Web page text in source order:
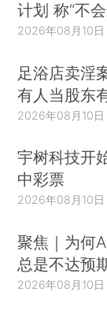
计划 称“不
2026年08月10日
足浴店卖淫
有人当股东
2026年08月10日
宇树科技开
中彩票
2026年08月10日
聚焦｜为何
总是不达预
2026年08月10日